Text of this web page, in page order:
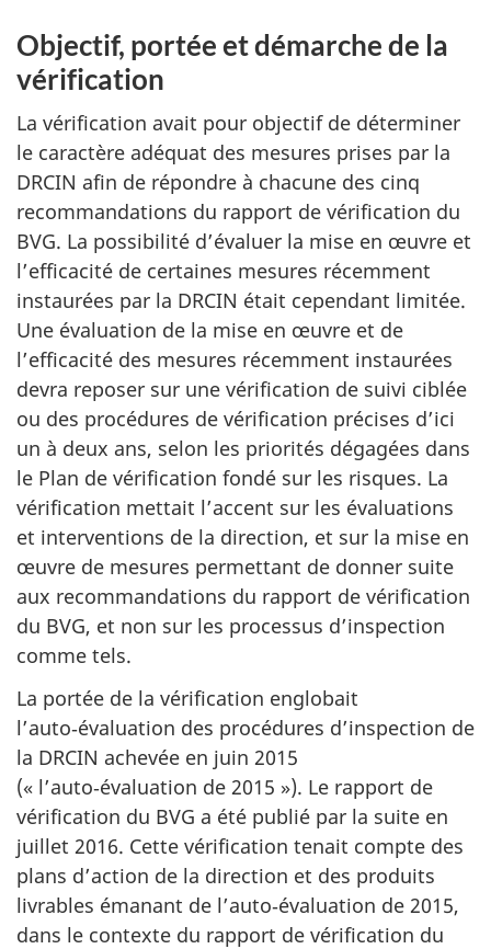
Objectif, portée et démarche de la
vérification
La vérification avait pour objectif de déterminer
le caractère adéquat des mesures prises par la
DRCIN afin de répondre à chacune des cinq
recommandations du rapport de vérification du
BVG. La possibilité d’évaluer la mise en œuvre et
l’efficacité de certaines mesures récemment
instaurées par la DRCIN était cependant limitée.
Une évaluation de la mise en œuvre et de
l’efficacité des mesures récemment instaurées
devra reposer sur une vérification de suivi ciblée
ou des procédures de vérification précises d’ici
un à deux ans, selon les priorités dégagées dans
le Plan de vérification fondé sur les risques. La
vérification mettait l’accent sur les évaluations
et interventions de la direction, et sur la mise en
œuvre de mesures permettant de donner suite
aux recommandations du rapport de vérification
du BVG, et non sur les processus d’inspection
comme tels.
La portée de la vérification englobait
l’auto‑évaluation des procédures d’inspection de
la DRCIN achevée en juin 2015
(« l’auto‑évaluation de 2015 »). Le rapport de
vérification du BVG a été publié par la suite en
juillet 2016. Cette vérification tenait compte des
plans d’action de la direction et des produits
livrables émanant de l’auto‑évaluation de 2015,
dans le contexte du rapport de vérification du